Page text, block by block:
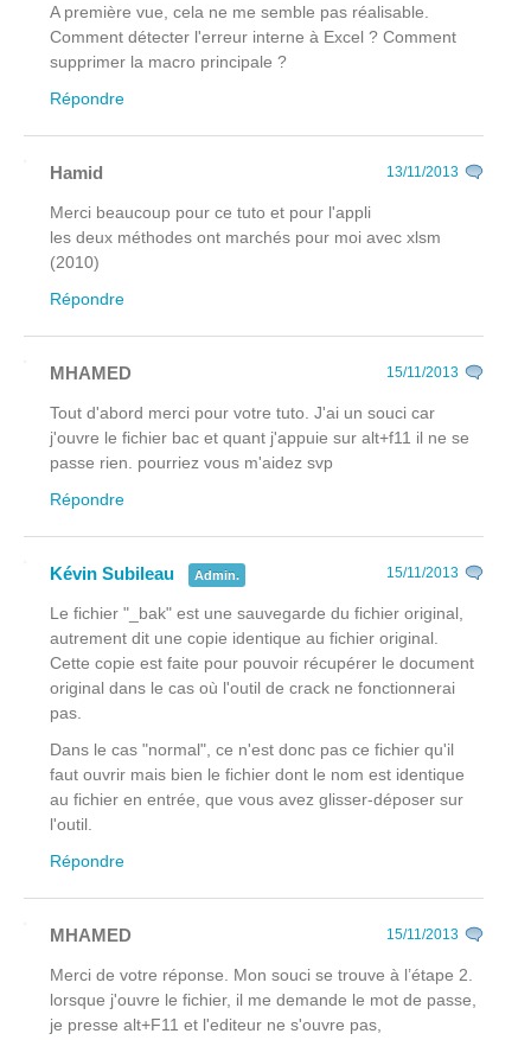
A première vue, cela ne me semble pas réalisable.
Comment détecter l'erreur interne à Excel ? Comment
supprimer la macro principale ?
Répondre
Hamid 13/11/2013
Merci beaucoup pour ce tuto et pour l'appli
les deux méthodes ont marchés pour moi avec xlsm
(2010)
Répondre
MHAMED 15/11/2013
Tout d'abord merci pour votre tuto. J'ai un souci car
j'ouvre le fichier bac et quant j'appuie sur alt+f11 il ne se
passe rien. pourriez vous m'aidez svp
Répondre
Kévin Subileau Admin. 15/11/2013
Le fichier "_bak" est une sauvegarde du fichier original,
autrement dit une copie identique au fichier original.
Cette copie est faite pour pouvoir récupérer le document
original dans le cas où l'outil de crack ne fonctionnerai
pas.
Dans le cas "normal", ce n'est donc pas ce fichier qu'il
faut ouvrir mais bien le fichier dont le nom est identique
au fichier en entrée, que vous avez glisser-déposer sur
l'outil.
Répondre
MHAMED 15/11/2013
Merci de votre réponse. Mon souci se trouve à l’étape 2.
lorsque j'ouvre le fichier, il me demande le mot de passe,
je presse alt+F11 et l'editeur ne s'ouvre pas,